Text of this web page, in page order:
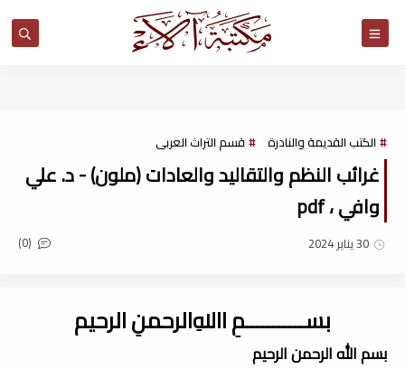
الكتب القديمة والنادرة قسم التراث العربى
غرائب النظم والتقاليد والعادات (ملون) - د. علي
وافي ، pdf
30 يناير 2024 (0)
بســـــــــــمِ اﷲِالرحمنِ الرحيم
بسم الله الرحمن الرحيم